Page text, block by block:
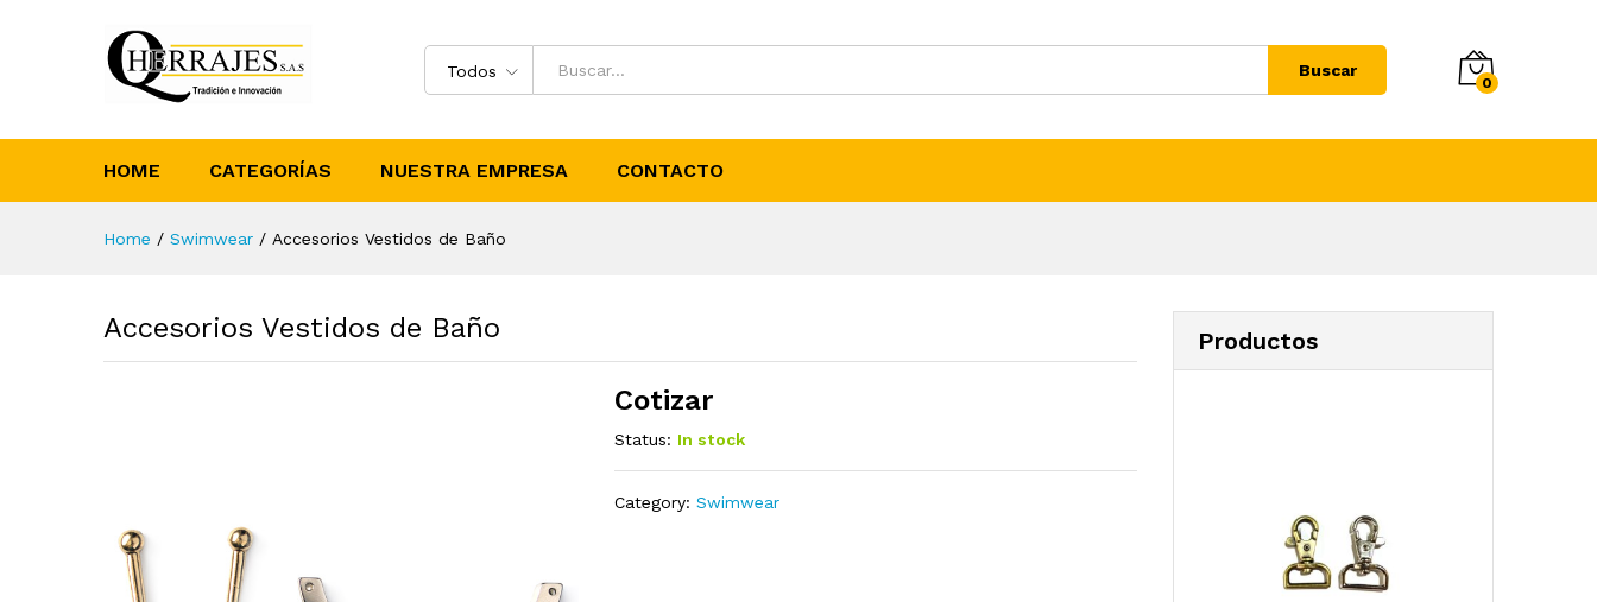
Todos Buscar
0
HOME CATEGORÍAS NUESTRA EMPRESA CONTACTO
Home / Swimwear / Accesorios Vestidos de Baño
Accesorios Vestidos de Baño
Cotizar
Status: In stock
Category:Swimwear
Productos